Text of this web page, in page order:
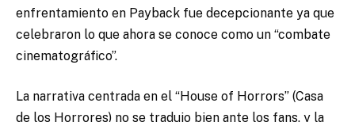
enfrentamiento en Payback fue decepcionante ya que
celebraron lo que ahora se conoce como un “combate
cinematográfico”.
La narrativa centrada en el “House of Horrors” (Casa
de los Horrores) no se tradujo bien ante los fans, y la